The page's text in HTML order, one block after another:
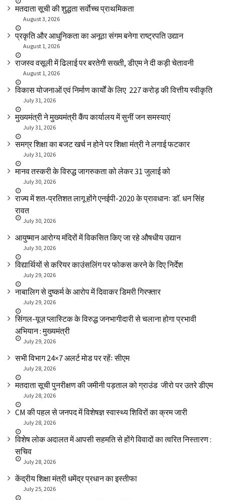
मतदाता सूची की शुद्धता सर्वाेच्च प्राथमिकता
August 3, 2026
प्रकृति और आधुनिकता का अनूठा संगम बनेगा राष्ट्रपति उद्यान
August 1, 2026
राजस्व वसूली में ढिलाई पर बरतेगी सख्ती, डीएम ने दी कड़ी चेतावनी
August 1, 2026
विकास योजनाओं एवं निर्माण कार्यों के लिए ₹ 227 करोड़ की वित्तीय स्वीकृति
July 31, 2026
मुख्यमंत्री ने मुख्यमंत्री कैंप कार्यालय में सुनीं जन समस्याएं
July 31, 2026
समग्र शिक्षा का बजट खर्च न होने पर शिक्षा मंत्री ने लगाई फटकार
July 31, 2026
मानव तस्करी के विरुद्ध जागरुकता को लेकर 31 जुलाई को
July 30, 2026
राज्य में शत-प्रतिशत लागू होंगे एनईपी-2020 के प्रावधानः डाॅ. धन सिंह
रावत
July 30, 2026
आयुष्मान आरोग्य मंदिरों में विकसित किए जा रहे औषधीय उद्यान
July 30, 2026
विद्यार्थियों से करियर काउंसलिंग पर फोकस करने के दिए निर्देश
July 29, 2026
नाबालिग से दुष्कर्म के आरोप में दिवाकर डिमरी गिरफ्तार
July 29, 2026
सिंगल-यूज़ प्लास्टिक के विरुद्ध जनभागीदारी से चलाना होगा प्रभावी
अभियान : मुख्यमंत्री
July 29, 2026
सभी विभाग 24×7 अलर्ट मोड पर रहेंः सीएम
July 28, 2026
मतदाता सूची पुनरीक्षण की जमीनी पड़ताल को ग्राउंड जीरो पर उतरे डीएम
July 28, 2026
CM की पहल से जनपद में विशेषज्ञ स्वास्थ्य शिविरों का क्रम जारी
July 28, 2026
विशेष लोक अदालत में आपसी सहमति से होंगे विवादों का त्वरित निस्तारण :
सचिव
July 28, 2026
केंद्रीय शिक्षा मंत्री धमेंद्र प्रधान का इस्तीफा
July 25, 2026